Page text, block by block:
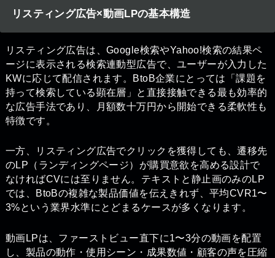
リスティング広告×動画LPの基本構造
リスティング広告は、Google検索やYahoo!検索の結果ペ
ージに表示される検索連動型広告で、ユーザーが入力した
KWに応じて配信されます。BtoB企業にとっては「課題を
持って検索している顕在層」と直接接触できる最も効率的
な広告手法であり、月額数十万円から開始できる柔軟性も
特徴です。
一方、リスティング広告でクリックを獲得しても、遷移先
のLP（ランディングページ）が購買意欲を高める設計で
なければCVには至りません。テキストと静止画のみのLP
では、BtoBの複雑な製品価値を伝えきれず、平均CVR1〜
3%という業界水準にとどまるケースが多くなります。
動画LPは、ファーストビュー直下に1〜3分の動画を配置
し、製品の動作・使用シーン・成果数値・顧客の声を圧縮